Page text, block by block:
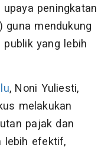
peningkatan
guna mendukung
yang lebih
, Noni Yuliesti,
melakukan
pajak dan
lebih efektif,